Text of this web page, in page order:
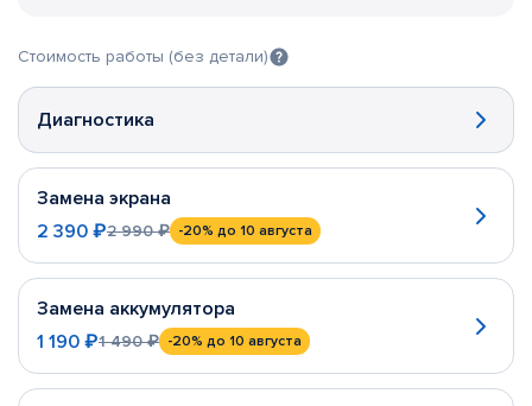
Стоимость работы (без детали)
Диагностика
Замена экрана
2 390 ₽2 990 ₽ -20% до 10 августа
Замена аккумулятора
1 190 ₽1 490 ₽ -20% до 10 августа